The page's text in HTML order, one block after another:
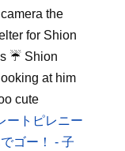
the
for Shion
☔️ Shion
at him
cute
ートピレニー
ゴー！ - 子